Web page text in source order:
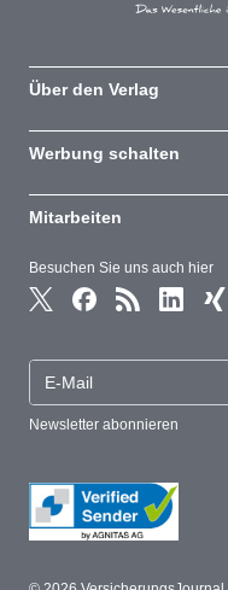
Besuchen Sie uns auch hier
Newsletter abonnieren
Über den Verlag
Werbung schalten
Mitarbeiten